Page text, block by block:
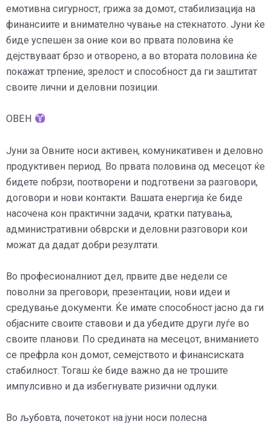
емотивна сигурност, грижа за домот, стабилизација на
финансиите и внимателно чување на стекнатото. Јуни ќе
биде успешен за оние кои во првата половина ќе
дејствуваат брзо и отворено, а во втората половина ќе
покажат трпение, зрелост и способност да ги заштитат
своите лични и деловни позиции.
ОВЕН
Јуни за Овните носи активен, комуникативен и деловно
продуктивен период. Во првата половина од месецот ќе
бидете побрзи, поотворени и подготвени за разговори,
договори и нови контакти. Вашата енергија ќе биде
насочена кон практични задачи, кратки патувања,
административни обврски и деловни разговори кои
можат да дадат добри резултати.
Во професионалниот дел, првите две недели се
поволни за преговори, презентации, нови идеи и
средување документи. Ќе имате способност јасно да ги
објасните своите ставови и да убедите други луѓе во
своите планови. По средината на месецот, вниманието
се префрла кон домот, семејството и финансиската
стабилност. Тогаш ќе биде важно да не трошите
импулсивно и да избегнувате ризични одлуки.
Во љубовта, почетокот на јуни носи полесна